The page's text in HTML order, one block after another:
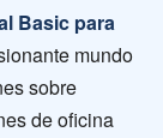
Basic para
mundo
sobre
de oficina